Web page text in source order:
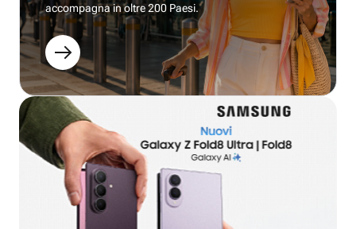
accompagna in oltre 200 Paesi.